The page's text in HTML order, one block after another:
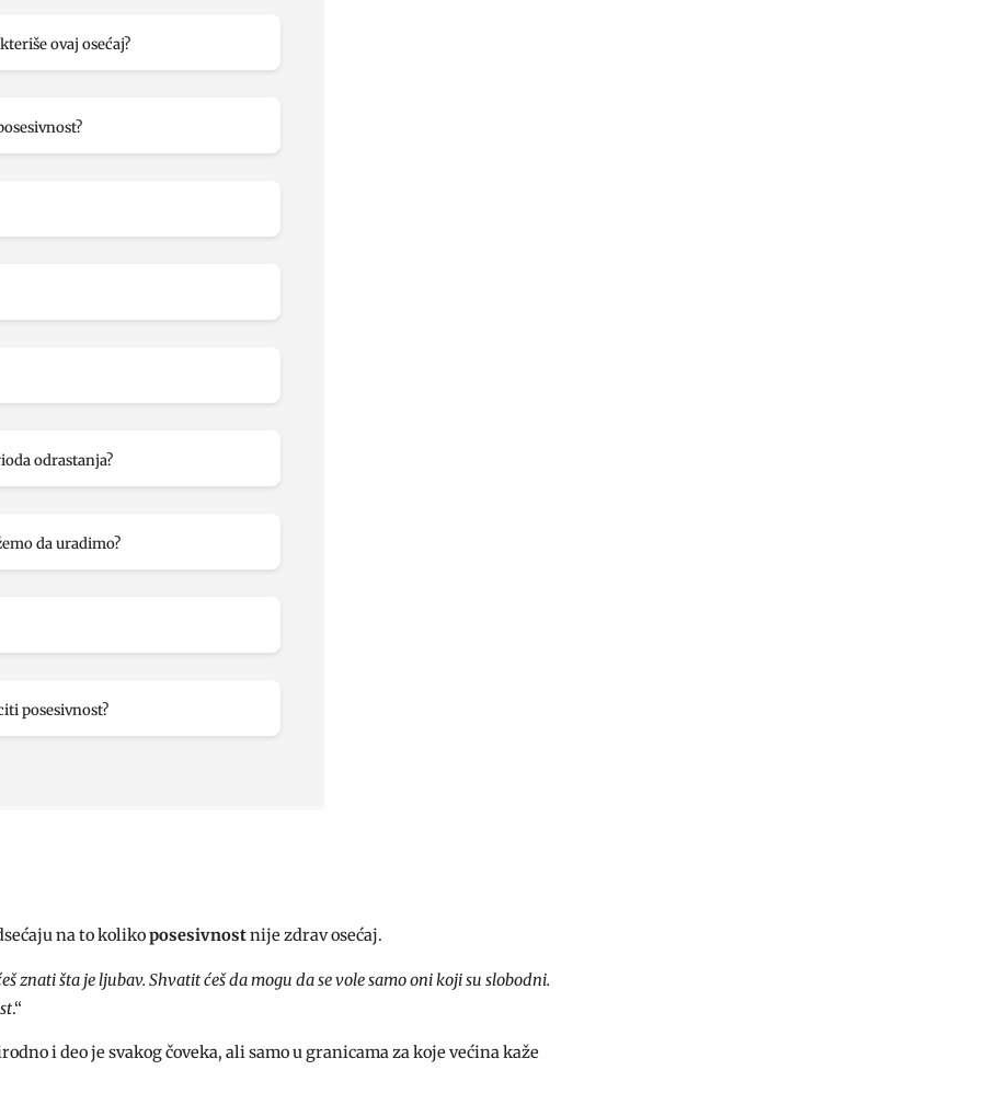
ovaj osećaj?
odrastanja?
da uradimo?
posesivnost?
na to kolikoposesivnostnije zdrav osećaj.
znati šta je ljubav. Shvatit ćeš da mogu da se vole samo oni koji su slobodni.
.“
i deo je svakog čoveka, ali samo u granicama za koje većina kaže